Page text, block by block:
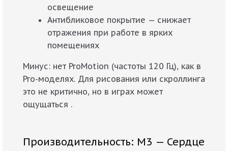
освещение
Антибликовое покрытие — снижает
отражения при работе в ярких
помещениях
Минус: нет ProMotion (частоты 120 Гц), как в
Pro-моделях. Для рисования или скроллинга
это не критично, но в играх может
ощущаться .
Производительность: M3 — Сердце